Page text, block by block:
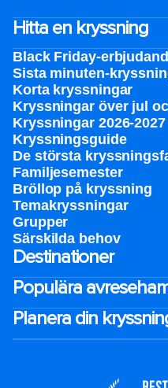
Hitta en kryssning
Black Friday-
Sista minuten-
Korta kryssningar
Kryssningar över jul
Kryssningar 2026-2027
Kryssningsguide
De största
Familjesemester
Bröllop på kryssning
Temakryssningar
Grupper
Särskilda behov
Destinationer
Populära
Planera din